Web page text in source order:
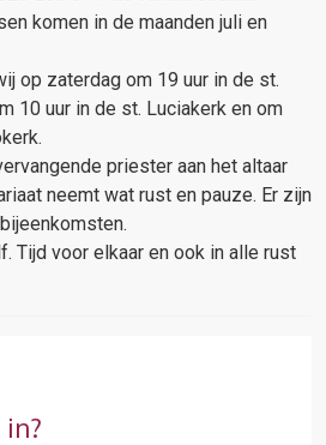
komen in de maanden juli en
op zaterdag om 19 uur in de st.
10 uur in de st. Luciakerk en om
priester aan het altaar
neemt wat rust en pauze. Er zijn
Tijd voor elkaar en ook in alle rust